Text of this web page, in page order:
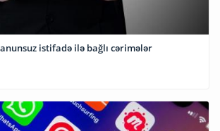
istifadə ilə bağlı cərimələr